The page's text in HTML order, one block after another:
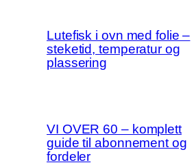
Lutefisk i ovn med folie –
steketid, temperatur og
plassering
VI OVER 60 – komplett
guide til abonnement og
fordeler